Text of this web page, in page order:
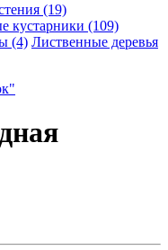
(19)
кустарники (109)
(4) Лиственные деревья